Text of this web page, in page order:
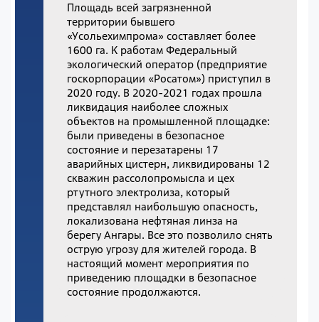
Площадь всей загрязненной
территории бывшего
«Усольехимпрома» составляет более
1600 га. К работам Федеральный
экологический оператор (предприятие
госкорпорации «Росатом») приступил в
2020 году. В 2020-2021 годах прошла
ликвидация наиболее сложных
объектов на промышленной площадке:
были приведены в безопасное
состояние и перезатарены 17
аварийных цистерн, ликвидированы 12
скважин рассолопромысла и цех
ртутного электролиза, который
представлял наибольшую опасность,
локализована нефтяная линза на
берегу Ангары. Все это позволило снять
острую угрозу для жителей города. В
настоящий момент мероприятия по
приведению площадки в безопасное
состояние продолжаются.